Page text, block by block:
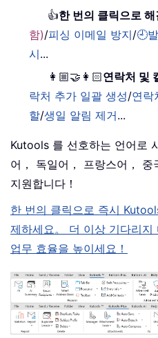
👍한 번의 클릭으로 해
함)/피싱 이메일 방지/🕘
시...
👩🏼‍🤝‍👩🏻연락처 및
락처 추가 일괄 생성/연락
할/생일 알림 제거...
Kutools 를 선호하는 언어로
어， 독일어， 프랑스어，
지원합니다！
한 번의 클릭으로 즉시
제하세요。 더 이상 기다리지
업무 효율을 높이세요！